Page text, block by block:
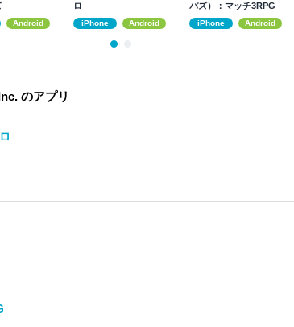
Android
ロ
iPhone Android
パズ）：マッチ3RPG
iPhone Android
のアプリ